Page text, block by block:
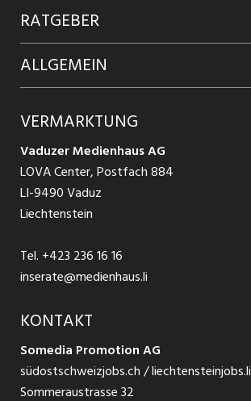
Jobabo
Firmen entdecken
Jobs in Graubünden
Jobs in St. Gallen
Jobs in Glarus
Jobs in der Südostschweiz
Temporär Jobs
Teilzeit Jobs
Praktikum
Kundenlogin
Inserieren
Produkte
Schnittstelle
RATGEBER
Glossar
Ratgeber Bewerbung / Rekrutierung
ALLGEMEIN
AGB
Datenschutzbestimmungen
Nutzungsbedingungen
Impressum
VERMARKTUNG
Vaduzer Medienhaus AG
LOVA Center, Postfach 884
LI-9490 Vaduz
Liechtenstein
Tel. +423 236 16 16
inserate@medienhaus.li
KONTAKT
Somedia Promotion AG
südostschweizjobs.ch / liechtensteinjobs.li
Sommeraustrasse 32